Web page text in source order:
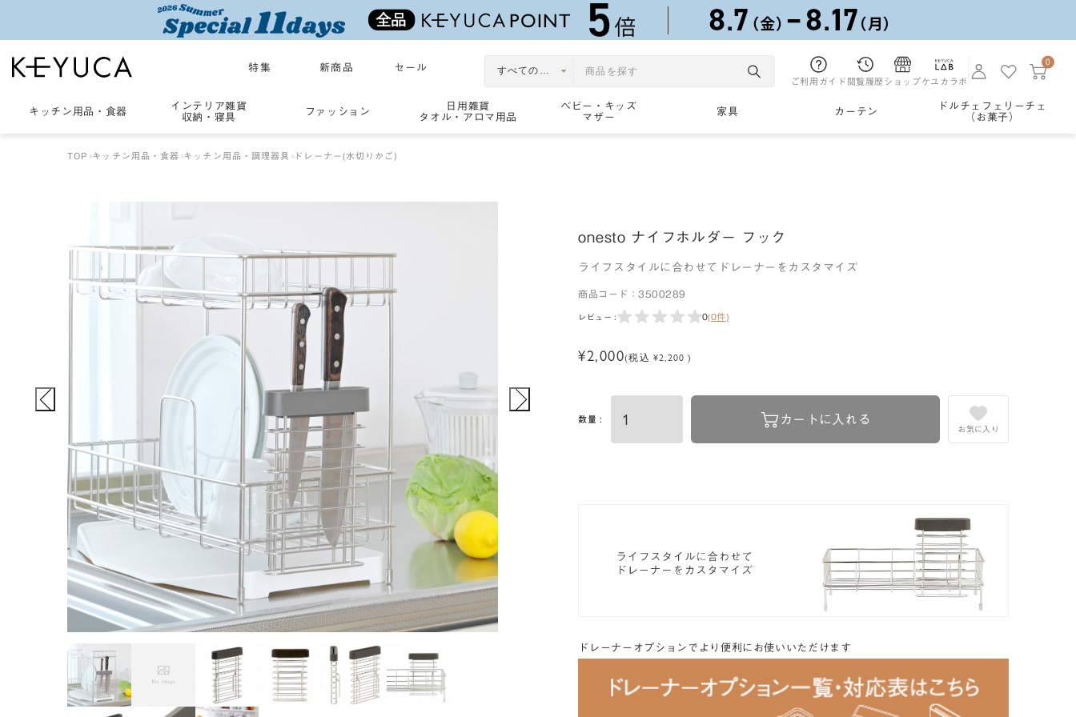
特集 新商品 セール
ご利用ガイド 閲覧履歴 ショップケユカラボ
0
キッチン用品 ・ 食器
インテリア雑貨
収納・寝具
ファッション
日用雑貨
タオル・アロマ用品
ベビー・キッズ
マザー
家具 カーテン
ドルチェフェリーチェ
（お菓子）
TOP キッチン用品・食器 キッチン用品・調理器具 ドレーナー(水切りかご)
onesto ナイフホルダー フック
ライフスタイルに合わせてドレーナーをカスタマイズ
商品コード：3500289
レビュー : 0(0件)
¥2,000(税込 ¥2,200 )
数量 : カートに入れる
お気に入り
ドレーナーオプションでより便利にお使いいただけます